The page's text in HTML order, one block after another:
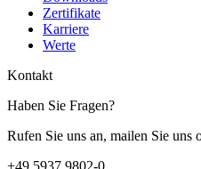
Zertifikate
Karriere
Werte
Kontakt
Haben Sie Fragen?
Rufen Sie uns an, mailen Sie uns
+49 5937 9802-0